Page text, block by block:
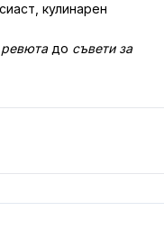
кулинарен
ревютадо съвети за